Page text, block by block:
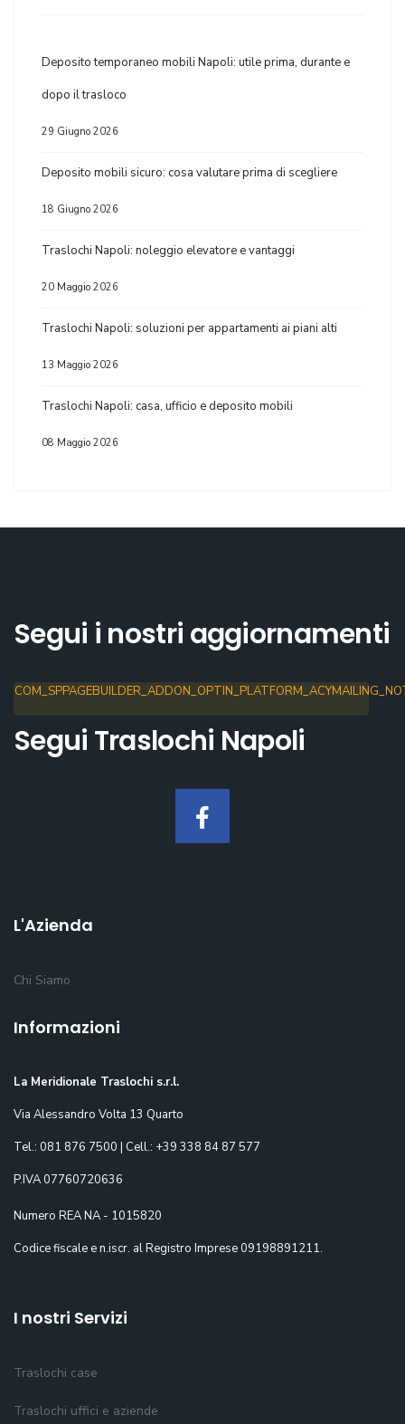
Deposito temporaneo mobili Napoli: utile prima, durante e
dopo il trasloco
29 Giugno 2026
Deposito mobili sicuro: cosa valutare prima di scegliere
18 Giugno 2026
Traslochi Napoli: noleggio elevatore e vantaggi
20 Maggio 2026
Traslochi Napoli: soluzioni per appartamenti ai piani alti
13 Maggio 2026
Traslochi Napoli: casa, ufficio e deposito mobili
08 Maggio 2026
Segui i nostri aggiornamenti
Segui Traslochi Napoli
L'Azienda
Chi Siamo
Informazioni
La Meridionale Traslochi s.r.l.
Via Alessandro Volta 13 Quarto
Tel.: 081 876 7500 | Cell.: +39 338 84 87 577
P.IVA 07760720636
Numero REA NA - 1015820
Codice fiscale e n.iscr. al Registro Imprese 09198891211.
I nostri Servizi
Traslochi case
Traslochi uffici e aziende